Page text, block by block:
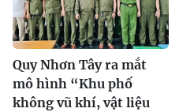
Quy Nhơn Tây ra mắt
mô hình “Khu phố
không vũ khí, vật liệu